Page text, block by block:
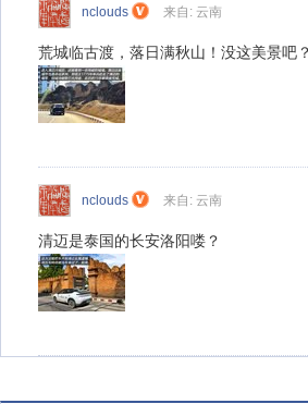
nclouds 来自: 云南
荒城临古渡，落日满秋山！没这美景吧？
nclouds 来自: 云南
清迈是泰国的长安洛阳喽？